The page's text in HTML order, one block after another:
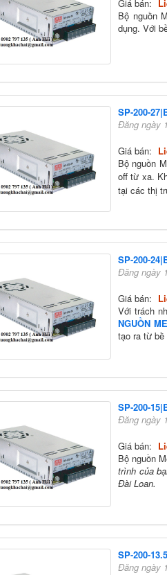
Giá bán:
Bộ nguồn
dụng. Với
SP-200-
Đăng ngày
Giá bán:
Bộ nguồn
off từ xa.
tại các thị
SP-200-
Đăng ngày
Giá bán:
Với trách
NGUỒN
tạo ra từ bề
SP-200-
Đăng ngày
Giá bán:
Bộ nguồn
trình của
Đài Loan.
SP-200-
Đăng ngày